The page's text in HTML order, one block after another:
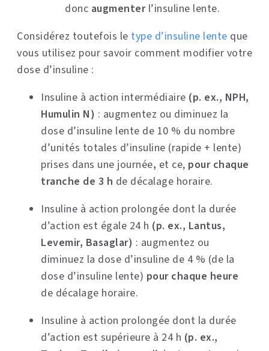
donc augmenterl’insuline lente.
Considérez toutefois le type d’insuline lente que
vous utilisez pour savoir comment modifier votre
dose d’insuline :
Insuline à action intermédiaire (p. ex., NPH,
Humulin N) : augmentez ou diminuez la
dose d’insuline lente de 10 % du nombre
d’unités totales d’insuline (rapide + lente)
prises dans une journée, et ce, pour chaque
tranche de 3 h de décalage horaire.
Insuline à action prolongée dont la durée
d’action est égale 24 h (p. ex., Lantus,
Levemir, Basaglar) : augmentez ou
diminuez la dose d’insuline de 4 % (de la
dose d’insuline lente) pour chaque heure
de décalage horaire.
Insuline à action prolongée dont la durée
d’action est supérieure à 24 h (p. ex.,